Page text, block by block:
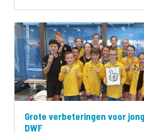
Grote verbeteringen voor
DWF